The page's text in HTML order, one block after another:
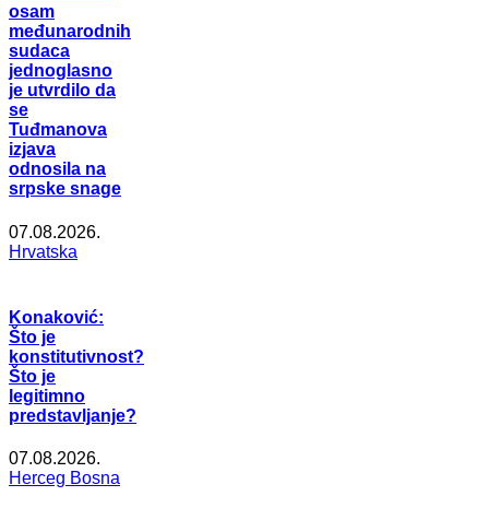
osam
međunarodnih
sudaca
jednoglasno
je utvrdilo da
se
Tuđmanova
izjava
odnosila na
srpske snage
07.08.2026.
Hrvatska
Konaković:
Što je
konstitutivnost?
Što je
legitimno
predstavljanje?
07.08.2026.
Herceg Bosna